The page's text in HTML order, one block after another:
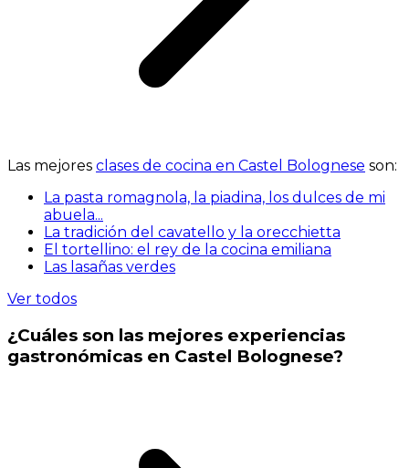
Las mejores clases de cocina en Castel Bolognese son:
La pasta romagnola, la piadina, los dulces de mi
abuela...
La tradición del cavatello y la orecchietta
El tortellino: el rey de la cocina emiliana
Las lasañas verdes
Ver todos
¿Cuáles son las mejores experiencias
gastronómicas en Castel Bolognese?